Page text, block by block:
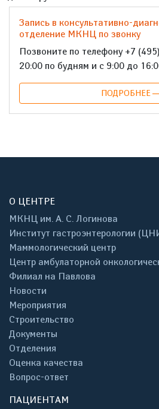
Запись в консультативно-
отделение МКНЦ по звонку
Позвоните по телефону +7
20:00 по будням и с 9:00 до
ПОДРОБНЕЕ
О ЦЕНТРЕ
МКНЦ им. А. С. Логинова
Институт гастроэнтерологии
Маммологический центр
Центр амбулаторной
Филиал на Павлова
Новости
Мероприятия
Строительство
Документы
Отделения
Оценка качества
Вопрос-ответ
ПАЦИЕНТАМ